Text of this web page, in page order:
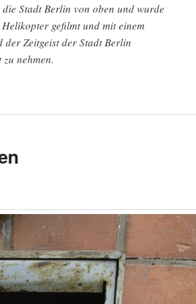
Stadt Berlin von oben und wurde
gefilmt und mit einem
Zeitgeist der Stadt Berlin
nehmen.